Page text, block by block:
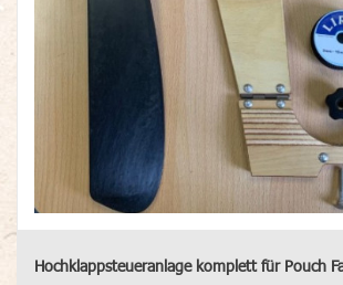
Hochklappsteueranlage komplett für Pouch